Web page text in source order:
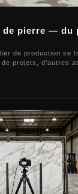
de pierre — du
de production se
projets, d'autres